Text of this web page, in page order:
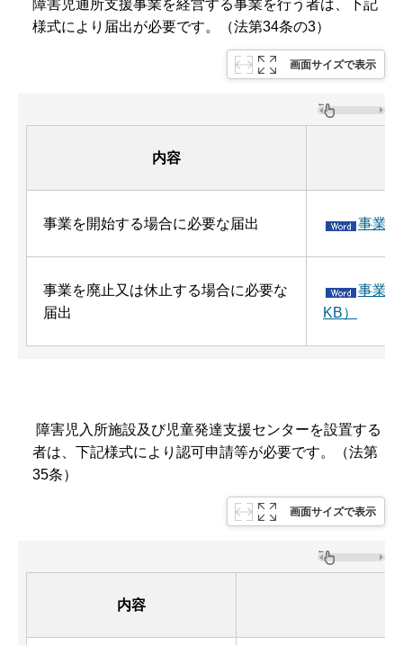
障害児通所支援事業を経営する事業を行う者は、下記
様式により届出が必要です。（法第34条の3）
画面サイズで表示
内容
事業を開始する場合に必要な届出 事業
事業を廃止又は休止する場合に必要な
届出
事業
KB）
障害児入所施設及び児童発達支援センターを設置する
者は、下記様式により認可申請等が必要です。（法第
35条）
画面サイズで表示
内容